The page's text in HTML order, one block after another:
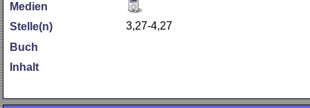
Medien
Stelle(n)
3,27-4,27
Buch
Inhalt